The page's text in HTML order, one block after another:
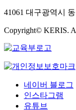
41061 대구광역시
Copyright© KERIS.
네이버 블로그
인스타그램
유튜브